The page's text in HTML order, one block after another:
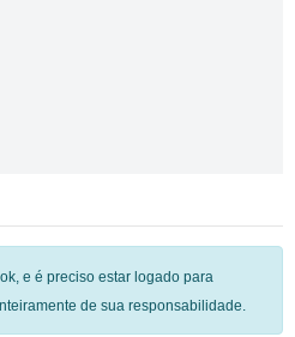
e é preciso estar logado para
de sua responsabilidade.